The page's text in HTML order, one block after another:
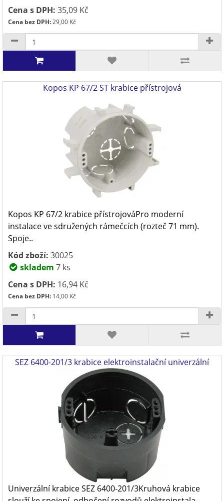
Cena s DPH: 35,09 Kč
Cena bez DPH:29,00 Kč
Kopos KP 67/2 ST krabice přístrojová
Kopos KP 67/2 krabice přístrojováPro moderní
instalace ve sdružených rámečcích (rozteč 71 mm).
Spoje..
Kód zboží: 30025
skladem 7 ks
Cena s DPH: 16,94 Kč
Cena bez DPH: 14,00 Kč
SEZ 6400-201/3 krabice elektroinstalační univerzální
Univerzální krabice SEZ 6400-201/3Kruhová krabice